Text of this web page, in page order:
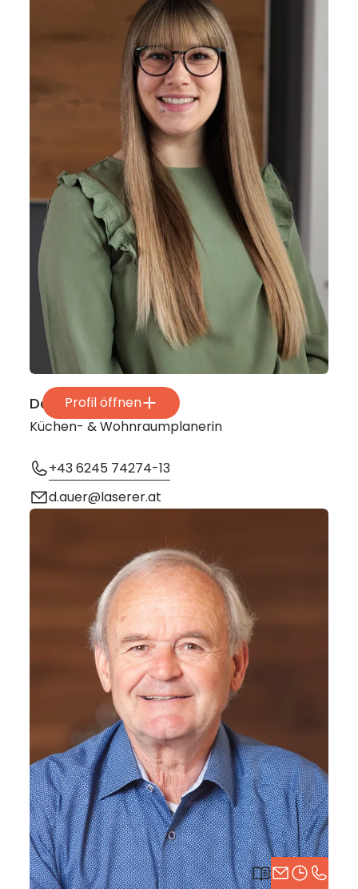
Profil öffnen
Daniela Auer
Küchen- & Wohnraumplanerin
+43 6245 74274-13
d.auer@laserer.at